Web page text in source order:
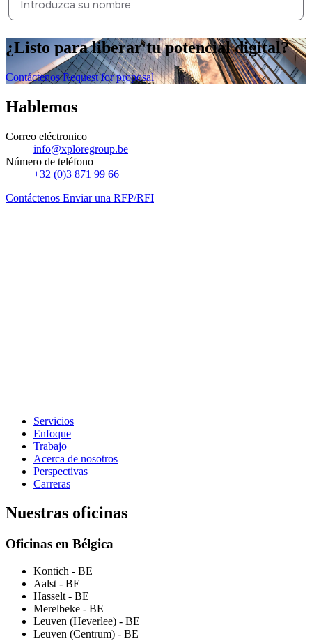
¿Listopara liberartu potencial digital?
ContáctenosRequest for proposal
Hablemos
Correo eléctronico
info@xploregroup.be
Número de teléfono
+32 (0)3 871 99 66
Contáctenos Enviar una RFP/RFI
Servicios
Enfoque
Trabajo
Acerca de nosotros
Perspectivas
Carreras
Nuestras oficinas
Oficinas en Bélgica
Kontich - BE
Aalst - BE
Hasselt - BE
Merelbeke - BE
Leuven (Heverlee) - BE
Leuven (Centrum) - BE